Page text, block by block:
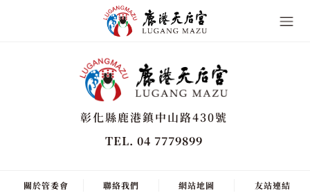
彰化縣鹿港鎮中山路430號
TEL. 04 7779899
關於管委會 聯絡我們 網站地圖 友站連結